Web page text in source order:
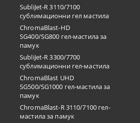
SubliJet-R 3110/7100
сублимационни гел мастила
ChromaBlast-HD
SG400/SG800 гел-мастила за
памук
SubliJet-R 3300/7700
сублимационни гел-мастила
ChromaBlast UHD
SG500/SG1000 гел-мастила за
памук
ChromaBlast-R 3110/7100 гел-
мастила за памук